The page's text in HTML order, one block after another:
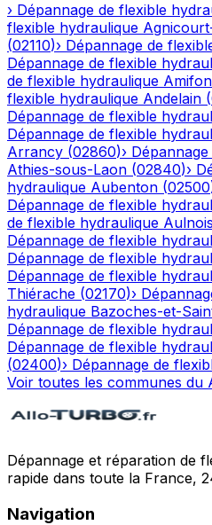
› Dépannage de flexible
flexible hydraulique
(02110)› Dépannage de
Dépannage de flexible
de flexible hydraulique
flexible hydraulique Andelain (
Dépannage de flexible
Dépannage de flexible
Arrancy (02860)›
Athies-sous-Laon (02840)›
hydraulique Aubenton (02500
Dépannage de flexible
de flexible hydraulique
Dépannage de flexible
Dépannage de flexible
Dépannage de flexible
Thiérache (02170)›
hydraulique Bazoches-et-
Dépannage de flexible
Dépannage de flexible
(02400)› Dépannage de
Voir toutes les communes du
Dépannage et réparation de
rapide dans toute la France,
Navigation